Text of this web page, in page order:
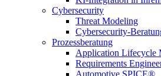
Cybersecurity
Threat Modeling
Cybersecurity-
Prozessberatung
Application Lifecycle
Requirements
Automotive SPICE®